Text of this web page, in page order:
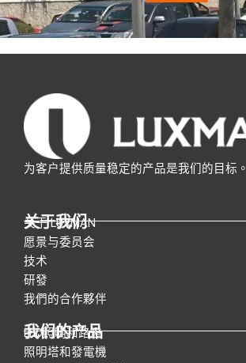
为客户提供质量稳定的产品是我们的目标。
关于我们
关于 LUXMAN
愿景与委员会
技术
研發
我們的合作夥伴
我们的产品
LED照明和路燈
照明塔和發電機